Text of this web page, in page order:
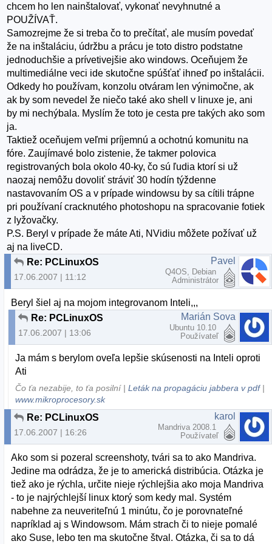
chcem ho len nainštalovať, vykonať nevyhnutné a
POUŽÍVAŤ.
Samozrejme že si treba čo to prečítať, ale musím povedať
že na inštaláciu, údržbu a prácu je toto distro podstatne
jednoduchšie a prívetivejšie ako windows. Oceňujem že
multimediálne veci ide skutočne spúšťať ihneď po inštalácii.
Odkedy ho používam, konzolu otváram len výnimočne, ak
ak by som nevedel že niečo také ako shell v linuxe je, ani
by mi nechýbala. Myslím že toto je cesta pre takých ako som
ja.
Taktiež oceňujem veľmi príjemnú a ochotnú komunitu na
fóre. Zaujímavé bolo zistenie, že takmer polovica
registrovaných bola okolo 40-ky, čo sú ľudia ktorí si už
naozaj nemôžu dovoliť stráviť 30 hodín týždenne
nastavovaním OS a v prípade windowsu by sa cítili trápne
pri používaní cracknutého photoshopu na spracovanie fotiek
z lyžovačky.
P.S. Beryl v prípade že máte Ati, NVidiu môžete požívať už
aj na liveCD.
Re: PCLinuxOS
17.06.2007 | 11:12
Pavel
Q4OS, Debian
Administrátor
Beryl šiel aj na mojom integrovanom Inteli,,,
Re: PCLinuxOS
17.06.2007 | 13:06
Marián Sova
Ubuntu 10.10
Používateľ
Ja mám s berylom oveľa lepšie skúsenosti na Inteli oproti
Ati
Čo ťa nezabije, to ťa posilní |Leták na propagáciu jabbera v pdf|
www.mikroprocesory.sk
Re: PCLinuxOS
17.06.2007 | 16:26
karol
Mandriva 2008.1
Používateľ
Ako som si pozeral screenshoty, tvári sa to ako Mandriva.
Jedine ma odrádza, že je to americká distribúcia. Otázka je
tiež ako je rýchla, určite nieje rýchlejšia ako moja Mandriva
- to je najrýchlejší linux ktorý som kedy mal. Systém
nabehne za neuveriteľnú 1 minútu, čo je porovnateľné
napríklad aj s Windowsom. Mám strach či to nieje pomalé
ako Suse, lebo ten ma skutočne štval. Otázka, či sa to dá